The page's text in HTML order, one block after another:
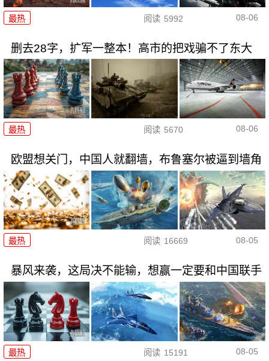
最热 阅读 5992 08-06
删去28字，扩军一整本！高市的把戏骗不了东大
最热 阅读 5670 08-06
欧盟想关门，中国人就翻墙，布鲁塞尔被逼到墙角
最热 阅读 16669 08-05
暴风来袭，这局决不能输，想赢一定要和中国联手
最热 阅读 15191 08-05